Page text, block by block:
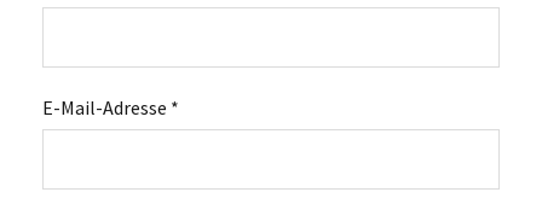
E-Mail-Adresse *